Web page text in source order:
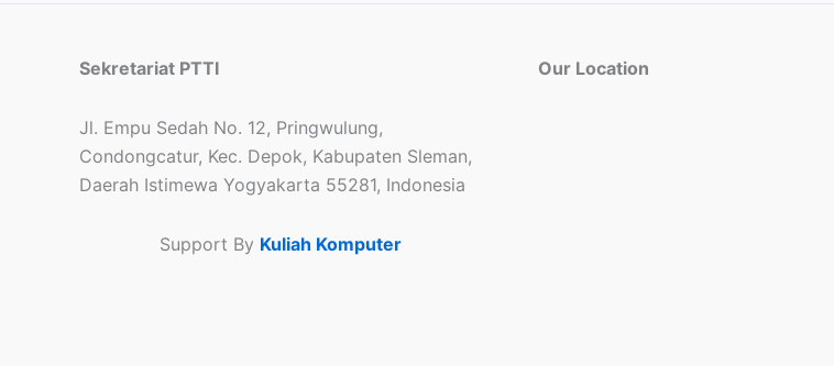
Sekretariat PTTI
Jl. Empu Sedah No. 12, Pringwulung,
Condongcatur, Kec. Depok, Kabupaten Sleman,
Daerah Istimewa Yogyakarta 55281, Indonesia
Support By Kuliah Komputer
Our Location